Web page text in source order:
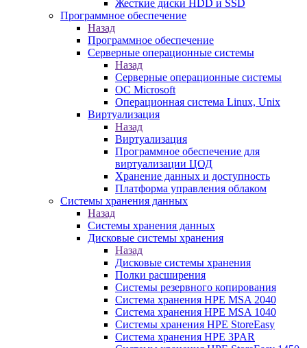
Жесткие диски HDD и SSD
Программное обеспечение
Назад
Программное обеспечение
Серверные операционные системы
Назад
Серверные операционные системы
ОС Microsoft
Операционная система Linux, Unix
Виртуализация
Назад
Виртуализация
Программное обеспечение для
виртуализации ЦОД
Хранение данных и доступность
Платформа управления облаком
Системы хранения данных
Назад
Системы хранения данных
Дисковые системы хранения
Назад
Дисковые системы хранения
Полки расширения
Системы резервного копирования
Система хранения HPE MSA 2040
Система хранения HPE MSA 1040
Системы хранения HPE StoreEasy
Система хранения HPE 3PAR